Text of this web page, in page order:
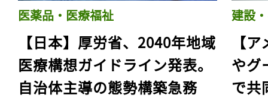
医薬品・医療福祉
【日本】厚労省、2040年地域
医療構想ガイドライン発表。
自治体主導の態勢構築急務
建設
【
やグ
で共